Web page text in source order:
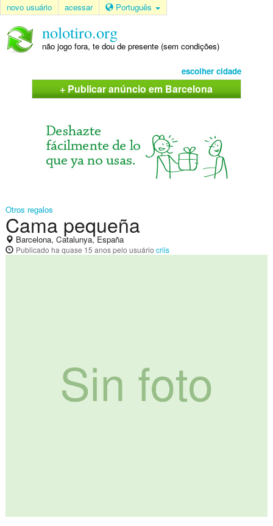
novo usuário acessar Português
nolotiro.org
não jogo fora, te dou de presente (sem condições)
escolher cidade
+ Publicar anúncio em Barcelona
Otros regalos
Cama pequeña
Barcelona, Catalunya, España
Publicado ha quase 15 anospelo usuário criis